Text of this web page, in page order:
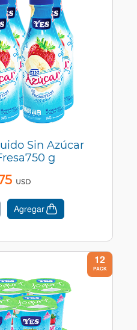
Sin Azúcar
g
USD
Agregar
12
PACK